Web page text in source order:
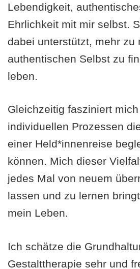
Lebendigkeit,
Ehrlichkeit mit mir selbst.
dabei unterstützt, mehr zu
authentischen Selbst zu
leben.
Gleichzeitig fasziniert
individuellen Prozessen
einer Held*innenreise
können. Mich dieser
jedes Mal von neuem
lassen und zu lernen
mein Leben.
Ich schätze die
Gestalttherapie sehr und